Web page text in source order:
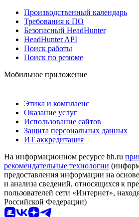
Производственный календарь
Требования к ПО
Безопасный HeadHunter
HeadHunter API
Поиск работы
Поиск по резюме
Мобильное приложение
Этика и комплаенс
Оказание услуг
Использование сайтов
Защита персональных данных
ИТ аккредитация
На информационном ресурсе hh.ru
рекомендательные технологии
предоставления информации на
и анализа сведений, относящихся к
пользователей сети «Интернет»,
Российской Федерации)